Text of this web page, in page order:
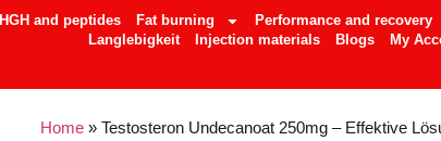
HGH and peptides Fat burning Performance and recovery
Langlebigkeit
Injection materials Blogs My
Home» Testosteron Undecanoat 250mg – Effektive